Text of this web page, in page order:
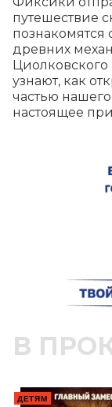
путешествие
древних
узнают, как
частью
настоящее
В
ДЕТЯМ